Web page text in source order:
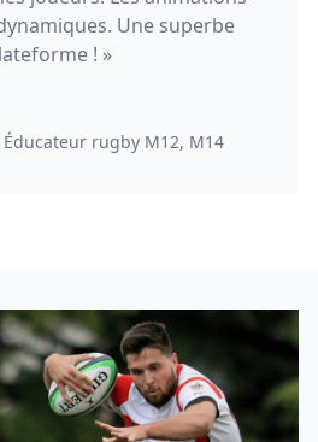
Une superbe
! »
Éducateur rugby M12, M14